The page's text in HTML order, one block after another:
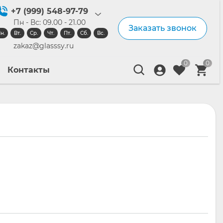
+7 (999) 548-97-79
Пн - Вс: 09.00 - 21.00
Вт. Ср. Чт. Пт. Сб. Вс.
zakaz@glasssy.ru
Заказать звонок
Контакты
0 0